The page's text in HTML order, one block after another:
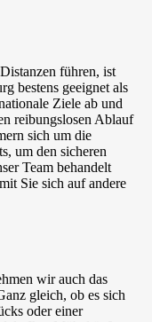
führen, ist
bestens geeignet als
Ziele ab und
reibungslosen Ablauf
sich um die
um den sicheren
Team behandelt
Sie sich auf andere
wir auch das
gleich, ob es sich
oder einer